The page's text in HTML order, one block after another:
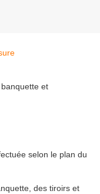
et
selon le plan du
des tiroirs et